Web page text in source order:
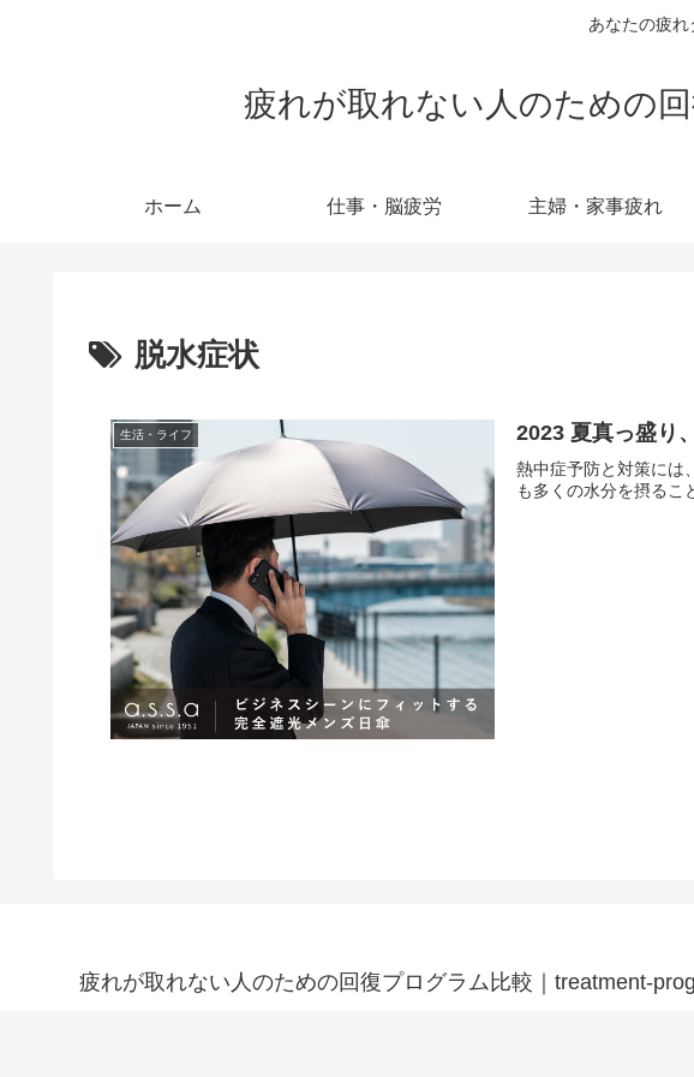
あなたの疲れ
疲れが取れない人のための
ホーム 仕事・脳疲労 主婦・家事疲れ
脱水症状
生活・ライフ 2023 夏真っ盛り
熱中症予防と対策には
も多くの水分を摂るこ
疲れが取れない人のための回復プログラム比較｜treatment-